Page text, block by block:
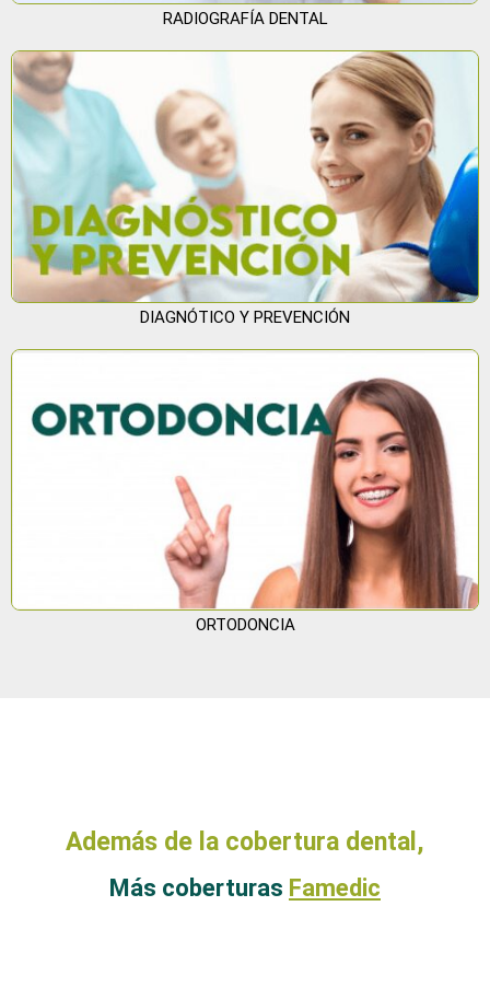
RADIOGRAFÍA DENTAL
DIAGNÓTICO Y PREVENCIÓN
ORTODONCIA
Además de la cobertura dental,
Más coberturas Famedic